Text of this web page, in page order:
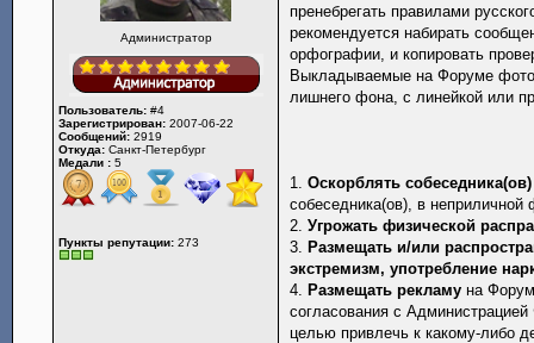
Администратор
Пользователь: #4
Зарегистрирован: 2007-06-22
Сообщений: 2919
Откуда: Санкт-Петербург
Медали : 5
Пункты репутации: 273
пренебрегать правилами
рекомендуется набирать
орфографии, и копировать
Выкладываемые на Форуме
лишнего фона, с линейкой или
1.Оскорблять собеседника(ов)
собеседника(ов), в
2.Угрожать физической
3. Размещать и/или
экстремизм, употребление
4. Размещать рекламу на
согласования с
целью привлечь к какому-либо